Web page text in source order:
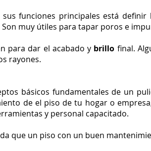
funciones principales está
muy útiles para tapar poros e
para dar el acabado y brillo final.
rayones.
básicos fundamentales de un
de el piso de tu hogar o
y personal capacitado.
que un piso con un buen